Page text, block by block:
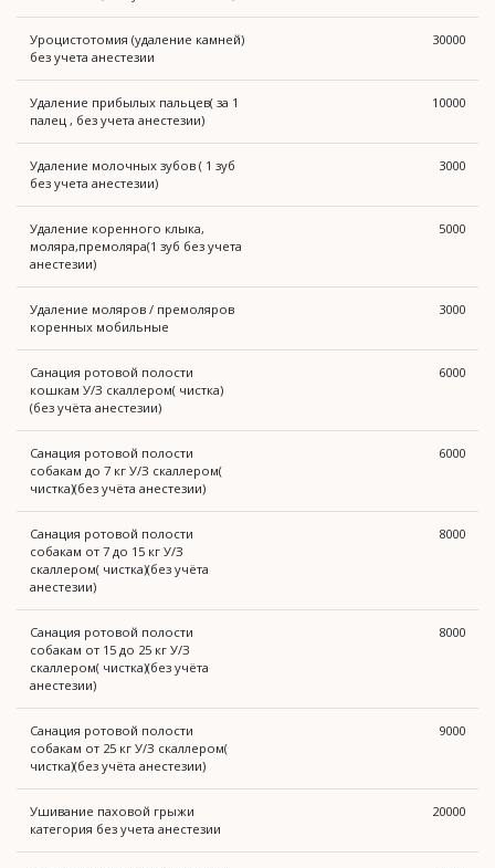
Уроцистотомия (удаление камней)
без учета анестезии
30000
Удаление прибылых пальцев( за 1
палец , без учета анестезии)
10000
Удаление молочных зубов ( 1 зуб
без учета анестезии)
3000
Удаление коренного клыка,
моляра,премоляра(1 зуб без учета
анестезии)
5000
Удаление моляров / премоляров
коренных мобильные
3000
Санация ротовой полости
кошкам У/З скаллером( чистка)
(без учёта анестезии)
6000
Санация ротовой полости
собакам до 7 кг У/З скаллером(
чистка)(без учёта анестезии)
6000
Санация ротовой полости
собакам от 7 до 15 кг У/З
скаллером( чистка)(без учёта
анестезии)
8000
Санация ротовой полости
собакам от 15 до 25 кг У/З
скаллером( чистка)(без учёта
анестезии)
8000
Санация ротовой полости
собакам от 25 кг У/З скаллером(
чистка)(без учёта анестезии)
9000
Ушивание паховой грыжи
категория без учета анестезии
20000